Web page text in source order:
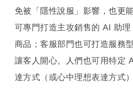
免被「隱性說服」影響，也更
可專門打造主攻銷售的 AI 助理
商品；客服部門也可打造服務
讓客人開心。人們也可用特定
達方式（或心中理想表達方式）